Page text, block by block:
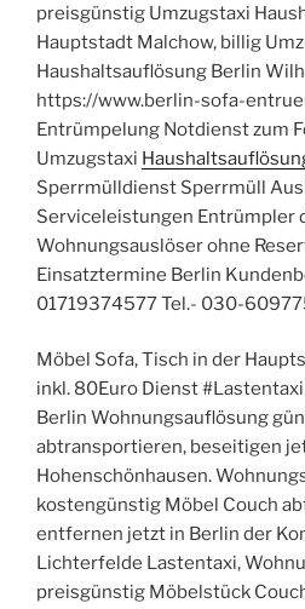
preisgünstig Umzugstaxi
Hauptstadt Malchow, billig
Haushaltsauflösung Berlin
https://www.berlin-sofa-
Entrümpelung Notdienst zum
Umzugstaxi
Sperrmülldienst Sperrmüll
Serviceleistungen Entrümpler
Wohnungsauslöser ohne
Einsatztermine Berlin
01719374577 Tel.- 030-
Möbel Sofa, Tisch in der
inkl. 80Euro Dienst
Berlin Wohnungsauflösung
abtransportieren, beseitigen
Hohenschönhausen.
kostengünstig Möbel Couch
entfernen jetzt in Berlin der
Lichterfelde Lastentaxi,
preisgünstig Möbelstück